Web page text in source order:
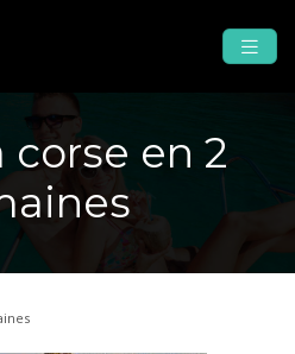
corse en 2